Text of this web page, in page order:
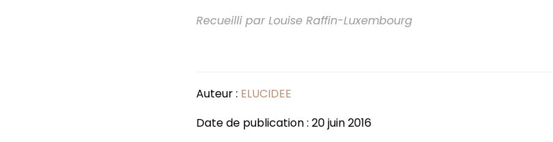
Recueilli par Louise Raffin-Luxembourg
Auteur : ELUCIDEE
Date de publication : 20 juin 2016